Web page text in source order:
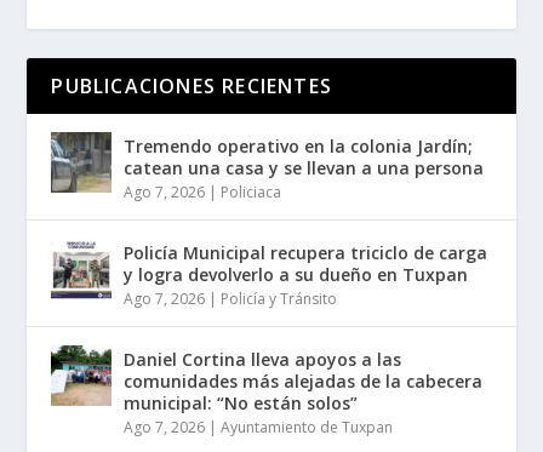
PUBLICACIONES RECIENTES
Tremendo operativo en la colonia Jardín;
catean una casa y se llevan a una persona
Ago 7, 2026 | Policiaca
Policía Municipal recupera triciclo de carga
y logra devolverlo a su dueño en Tuxpan
Ago 7, 2026 | Policía y Tránsito
Daniel Cortina lleva apoyos a las
comunidades más alejadas de la cabecera
municipal: “No están solos”
Ago 7, 2026 |Ayuntamiento de Tuxpan